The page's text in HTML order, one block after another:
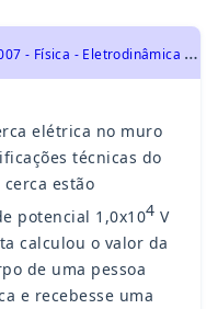
U
FRN 2007, UFRN 2007 - Física - Eletrodinâmica - Corrente Elétrica, Resistores e Potência Elétrica, Circuitos Elétricos e Leis de Kirchhoff, Eletricidade
elétrica no muro
técnicas do
estão
potencial 1,0x104 V
calculou o valor da
de uma pessoa
e recebesse uma